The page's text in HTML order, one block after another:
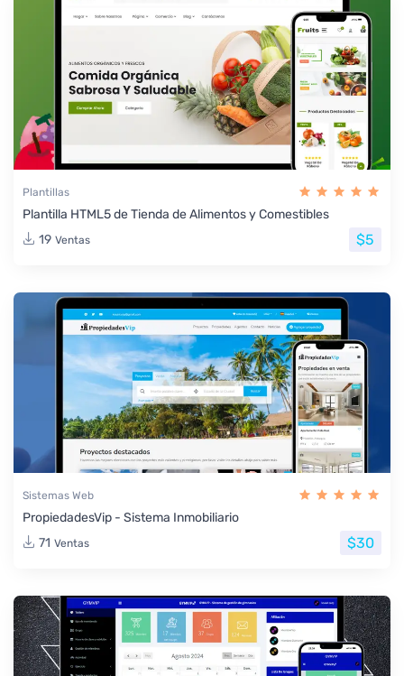
Plantillas
Plantilla HTML5 de Tienda de Alimentos y Comestibles
19 Ventas $5
Sistemas Web
PropiedadesVip - Sistema Inmobiliario
71 Ventas $30